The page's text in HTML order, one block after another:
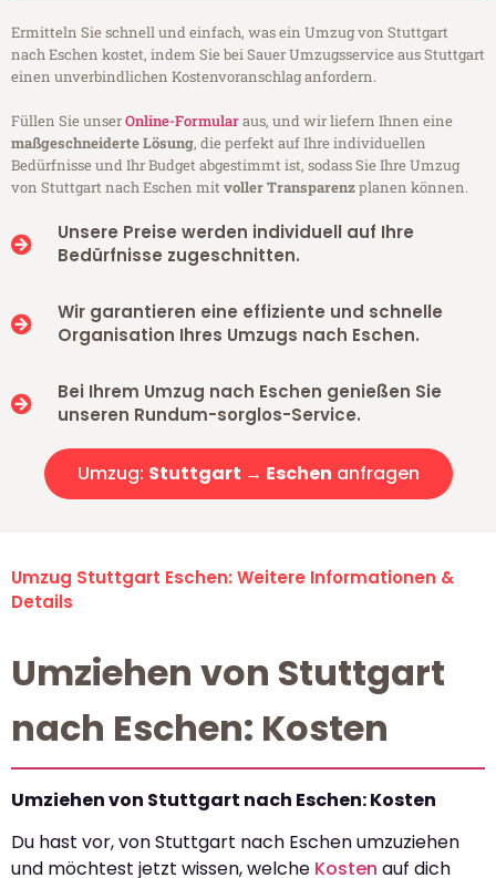
Ermitteln Sie schnell und einfach, was ein Umzug von Stuttgart
nach Eschen kostet, indem Sie bei Sauer Umzugsservice aus Stuttgart
einen unverbindlichen Kostenvoranschlag anfordern.
Füllen Sie unserOnline-Formularaus, und wir liefern Ihnen eine
maßgeschneiderte Lösung, die perfekt auf Ihre individuellen
Bedürfnisse und Ihr Budget abgestimmt ist, sodass Sie Ihre Umzug
von Stuttgart nach Eschen mitvoller Transparenzplanen können.
Unsere Preise werden individuell auf Ihre
Bedürfnisse zugeschnitten.
Wir garantieren eine effiziente und schnelle
Organisation Ihres Umzugs nach Eschen.
Bei Ihrem Umzug nach Eschen genießen Sie
unseren Rundum-sorglos-Service.
Umzug: Stuttgart → Eschen anfragen
Umzug Stuttgart Eschen: Weitere Informationen &
Details
Umziehen von Stuttgart
nach Eschen: Kosten
Umziehen von Stuttgart nach Eschen: Kosten
Du hast vor, von Stuttgart nach Eschen umzuziehen
und möchtest jetzt wissen, welche Kosten auf dich